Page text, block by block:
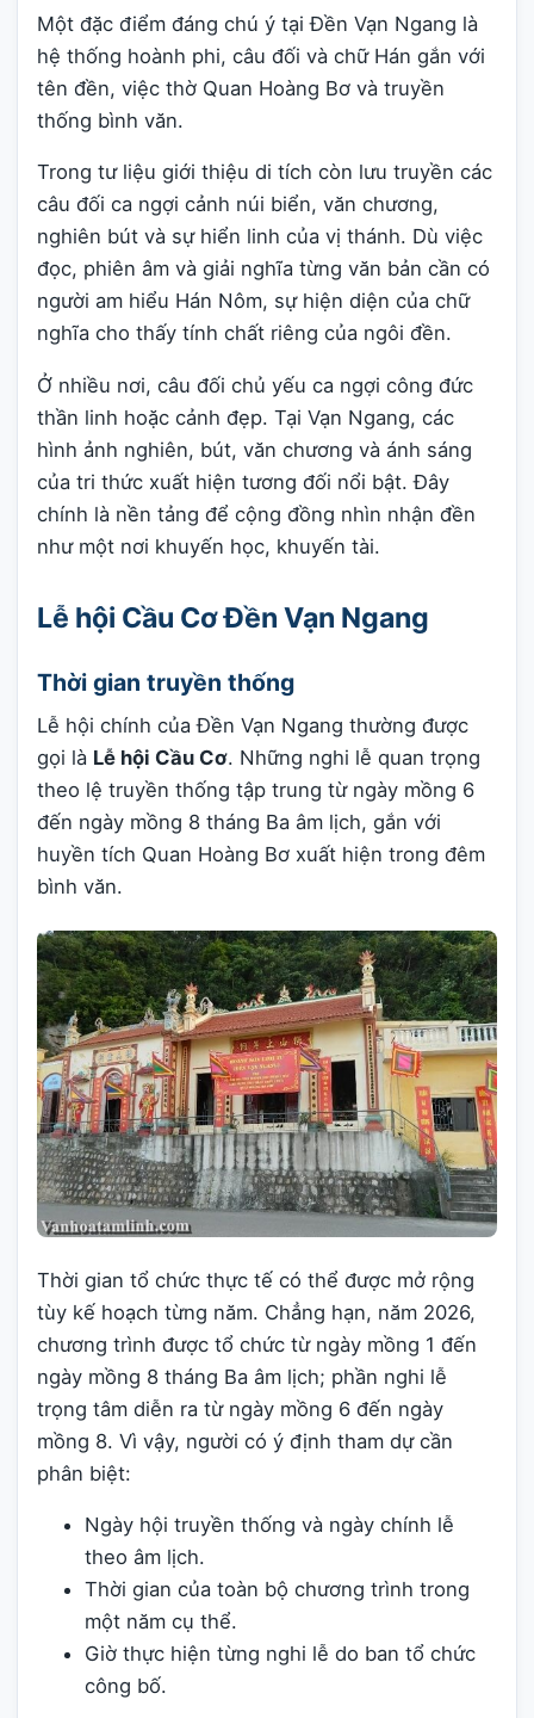
Một đặc điểm đáng chú ý tại Đền Vạn Ngang là
hệ thống hoành phi, câu đối và chữ Hán gắn với
tên đền, việc thờ Quan Hoàng Bơ và truyền
thống bình văn.
Trong tư liệu giới thiệu di tích còn lưu truyền các
câu đối ca ngợi cảnh núi biển, văn chương,
nghiên bút và sự hiển linh của vị thánh. Dù việc
đọc, phiên âm và giải nghĩa từng văn bản cần có
người am hiểu Hán Nôm, sự hiện diện của chữ
nghĩa cho thấy tính chất riêng của ngôi đền.
Ở nhiều nơi, câu đối chủ yếu ca ngợi công đức
thần linh hoặc cảnh đẹp. Tại Vạn Ngang, các
hình ảnh nghiên, bút, văn chương và ánh sáng
của tri thức xuất hiện tương đối nổi bật. Đây
chính là nền tảng để cộng đồng nhìn nhận đền
như một nơi khuyến học, khuyến tài.
Lễ hội Cầu Cơ Đền Vạn Ngang
Thời gian truyền thống
Lễ hội chính của Đền Vạn Ngang thường được
gọi là Lễ hội Cầu Cơ. Những nghi lễ quan trọng
theo lệ truyền thống tập trung từ ngày mồng 6
đến ngày mồng 8 tháng Ba âm lịch, gắn với
huyền tích Quan Hoàng Bơ xuất hiện trong đêm
bình văn.
Thời gian tổ chức thực tế có thể được mở rộng
tùy kế hoạch từng năm. Chẳng hạn, năm 2026,
chương trình được tổ chức từ ngày mồng 1 đến
ngày mồng 8 tháng Ba âm lịch; phần nghi lễ
trọng tâm diễn ra từ ngày mồng 6 đến ngày
mồng 8. Vì vậy, người có ý định tham dự cần
phân biệt:
Ngày hội truyền thống và ngày chính lễ
theo âm lịch.
Thời gian của toàn bộ chương trình trong
một năm cụ thể.
Giờ thực hiện từng nghi lễ do ban tổ chức
công bố.